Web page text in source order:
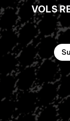
VOLS